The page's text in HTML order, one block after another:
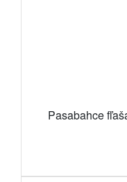
Pasabahce